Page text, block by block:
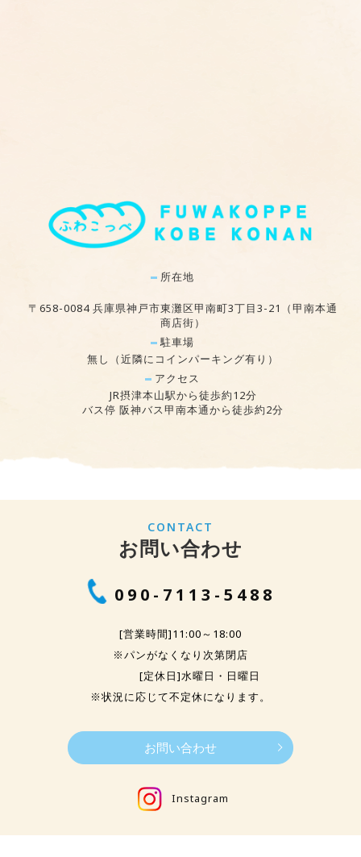
所在地
〒658-0084 兵庫県神戸市東灘区甲南町3丁目3-21（甲南本通
商店街）
駐車場
無し（近隣にコインパーキング有り）
アクセス
JR摂津本山駅から徒歩約12分
バス停 阪神バス甲南本通から徒歩約2分
CONTACT
お問い合わせ
090-7113-5488
[営業時間]11:00～18:00
※パンがなくなり次第閉店
[定休日]水曜日・日曜日
※状況に応じて不定休になります。
お問い合わせ
Instagram